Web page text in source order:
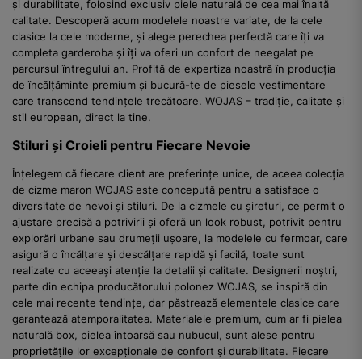
și durabilitate, folosind exclusiv piele naturală de cea mai înaltă
calitate. Descoperă acum modelele noastre variate, de la cele
clasice la cele moderne, și alege perechea perfectă care îți va
completa garderoba și îți va oferi un confort de neegalat pe
parcursul întregului an. Profită de expertiza noastră în producția
de încălțăminte premium și bucură-te de piesele vestimentare
care transcend tendințele trecătoare. WOJAS – tradiție, calitate și
stil european, direct la tine.
Stiluri și Croieli pentru Fiecare Nevoie
Înțelegem că fiecare client are preferințe unice, de aceea colecția
de cizme maron WOJAS este concepută pentru a satisface o
diversitate de nevoi și stiluri. De la cizmele cu șireturi, ce permit o
ajustare precisă a potrivirii și oferă un look robust, potrivit pentru
explorări urbane sau drumeții ușoare, la modelele cu fermoar, care
asigură o încălțare și descălțare rapidă și facilă, toate sunt
realizate cu aceeași atenție la detalii și calitate. Designerii noștri,
parte din echipa producătorului polonez WOJAS, se inspiră din
cele mai recente tendințe, dar păstrează elementele clasice care
garantează atemporalitatea. Materialele premium, cum ar fi pielea
naturală box, pielea întoarsă sau nubucul, sunt alese pentru
proprietățile lor excepționale de confort și durabilitate. Fiecare